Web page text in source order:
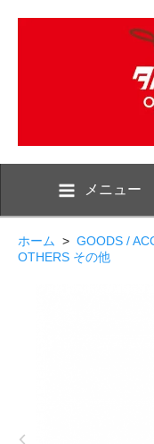
メニュー
ホーム > GOODS /
OTHERS その他